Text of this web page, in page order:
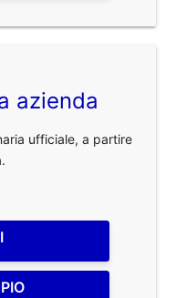
azienda
ufficiale, a partire